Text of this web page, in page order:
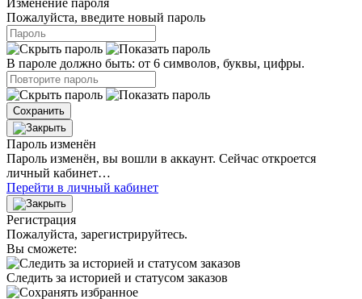
Изменение пароля
Пожалуйста, введите новый пароль
В пароле должно быть: от 6 символов, буквы, цифры.
Сохранить
Пароль изменён
Пароль изменён, вы вошли в аккаунт. Сейчас откроется
личный кабинет…
Перейти в личный кабинет
Регистрация
Пожалуйста, зарегистрируйтесь.
Вы сможете:
Следить за историей и статусом заказов